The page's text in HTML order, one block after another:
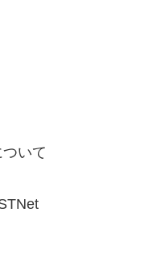
いて